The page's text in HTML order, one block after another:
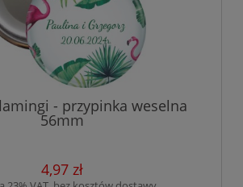
- przypinka weselna
56mm
4,97 zł